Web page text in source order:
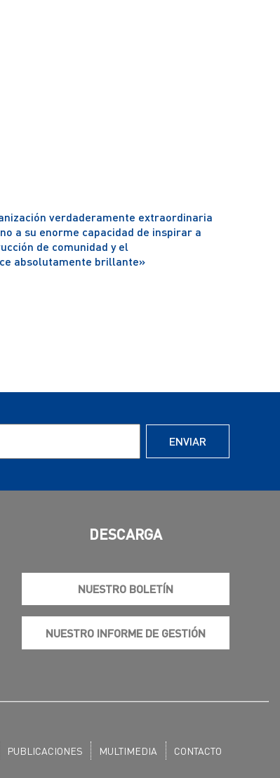
verdaderamente extraordinaria
a su enorme capacidad de inspirar a
de comunidad y el
absolutamente brillante»
DESCARGA
NUESTRO BOLETÍN
NUESTRO INFORME DE GESTIÓN
PUBLICACIONES MULTIMEDIA CONTACTO